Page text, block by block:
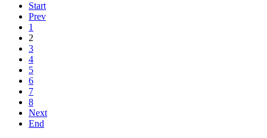
Start
Prev
1
2
3
4
5
6
7
8
Next
End